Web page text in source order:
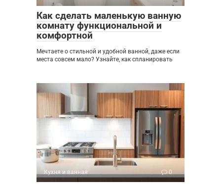
Как сделать маленькую ванную
комнату функциональной и
комфортной
Мечтаете о стильной и удобной ванной, даже если
места совсем мало? Узнайте, как спланировать
Кухня и ванная 0